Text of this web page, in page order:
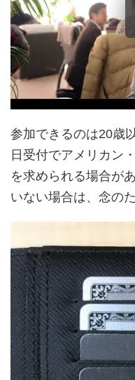
参加できるのは20歳
日受付でアメリカン
を求められる場合が
いない場合は、念の